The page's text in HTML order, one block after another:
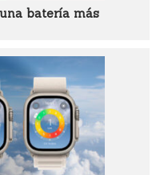
batería más